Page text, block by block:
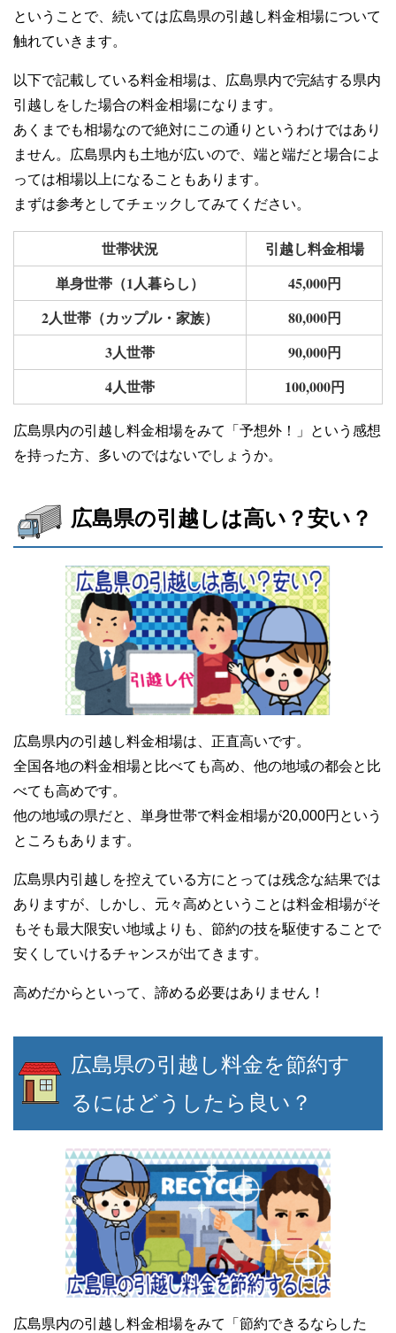
ということで、続いては広島県の引越し料金相場について
触れていきます。
以下で記載している料金相場は、広島県内で完結する県内
引越しをした場合の料金相場になります。
あくまでも相場なので絶対にこの通りというわけではあり
ません。広島県内も土地が広いので、端と端だと場合によ
っては相場以上になることもあります。
まずは参考としてチェックしてみてください。
世帯状況
引越し料金相場
単身世帯（1人暮らし）
45,000円
2人世帯（カップル・家族）
80,000円
3人世帯
90,000円
4人世帯
100,000円
広島県内の引越し料金相場をみて「予想外！」という感想
を持った方、多いのではないでしょうか。
広島県の引越しは高い？安い？
広島県内の引越し料金相場は、正直高いです。
全国各地の料金相場と比べても高め、他の地域の都会と比
べても高めです。
他の地域の県だと、単身世帯で料金相場が20,000円という
ところもあります。
広島県内引越しを控えている方にとっては残念な結果では
ありますが、しかし、元々高めということは料金相場がそ
もそも最大限安い地域よりも、節約の技を駆使することで
安くしていけるチャンスが出てきます。
高めだからといって、諦める必要はありません！
広島県の引越し料金を節約す
るにはどうしたら良い？
広島県内の引越し料金相場をみて「節約できるならした